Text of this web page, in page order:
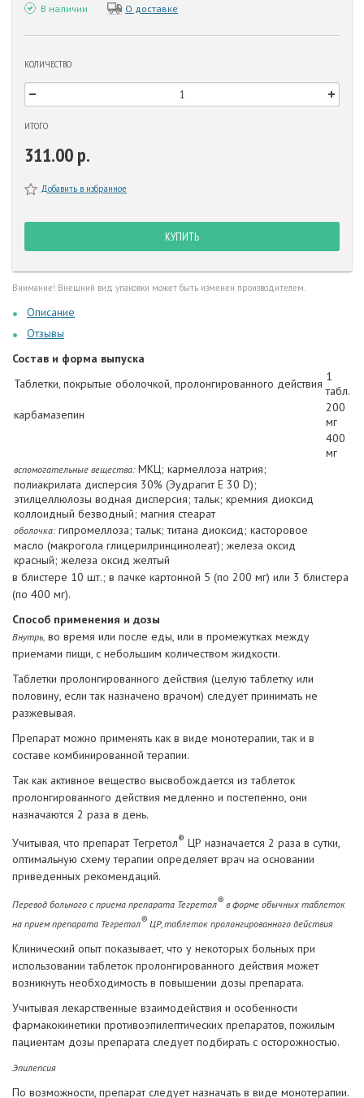
В наличии О доставке
КОЛИЧЕСТВО
ИТОГО
311.00 р.
Добавить в избранное
КУПИТЬ
Внимание! Внешний вид упаковки может быть изменен производителем.
Описание
Отзывы
Состав и форма выпуска
Таблетки, покрытые оболочкой, пролонгированного действия 1
табл.
карбамазепин
200
мг
400
мг
вспомогательные вещества:МКЦ; кармеллоза натрия;
полиакрилата дисперсия 30% (Эудрагит Е 30 D);
этилцеллюлозы водная дисперсия; тальк; кремния диоксид
коллоидный безводный; магния стеарат
оболочка:гипромеллоза; тальк; титана диоксид; касторовое
масло (макрогола глицерилринцинолеат); железа оксид
красный; железа оксид желтый
в блистере 10 шт.; в пачке картонной 5 (по 200 мг) или 3 блистера
(по 400 мг).
Способ применения и дозы
Внутрь, во время или после еды, или в промежутках между
приемами пищи, с небольшим количеством жидкости.
Таблетки пролонгированного действия (целую таблетку или
половину, если так назначено врачом) следует принимать не
разжевывая.
Препарат можно применять как в виде монотерапии, так и в
составе комбинированной терапии.
Так как активное вещество высвобождается из таблеток
пролонгированного действия медленно и постепенно, они
назначаются 2 раза в день.
Учитывая, что препарат Тегретол® ЦР назначается 2 раза в сутки,
оптимальную схему терапии определяет врач на основании
приведенных рекомендаций.
Перевод больного с приема препарата Тегретол® в форме обычных таблеток
на прием препарата Тегретол® ЦР, таблеток пролонгированного действия
Клинический опыт показывает, что у некоторых больных при
использовании таблеток пролонгированного действия может
возникнуть необходимость в повышении дозы препарата.
Учитывая лекарственные взаимодействия и особенности
фармакокинетики противоэпилептических препаратов, пожилым
пациентам дозы препарата следует подбирать с осторожностью.
Эпилепсия
По возможности, препарат следует назначать в виде монотерапии.